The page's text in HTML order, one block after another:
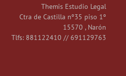
Themis Estudio Legal
Ctra de Castilla nº35 piso 1º
15570 , Narón
Tlfs: 881122410 // 691129763